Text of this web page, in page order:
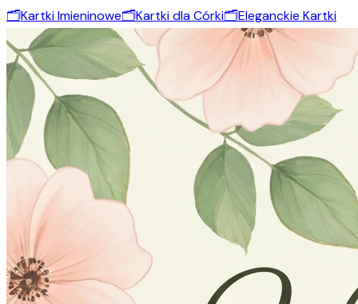
🗂️Kartki Imieninowe🗂️Kartki dla Córki🗂️Eleganckie Kartki